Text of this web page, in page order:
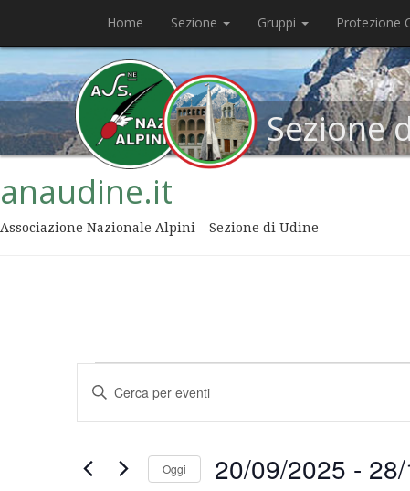
Home Sezione Gruppi Protezione
Sezione
anaudine.it
Associazione Nazionale Alpini – Sezione di Udine
Eventi
Ricerca
viste
Inserisci
Parola
Chiave.
per
Oggi 20/09/2025 -